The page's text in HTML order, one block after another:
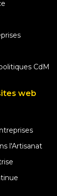
CdM
web
l'Artisanat